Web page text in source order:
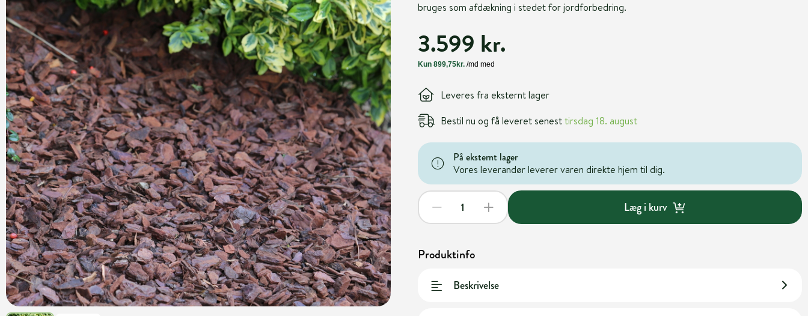
bruges som afdækning i stedet for jordforbedring.
3.599 kr.
Leveres fra eksternt lager
Bestil nu og få leveret senesttirsdag 18. august
På eksternt lager
Vores leverandør leverer varen direkte hjem til dig.
Læg i kurv
Produktinfo
Beskrivelse